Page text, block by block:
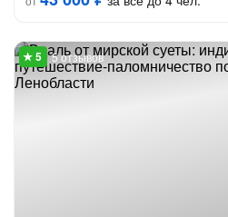
5 отзывов